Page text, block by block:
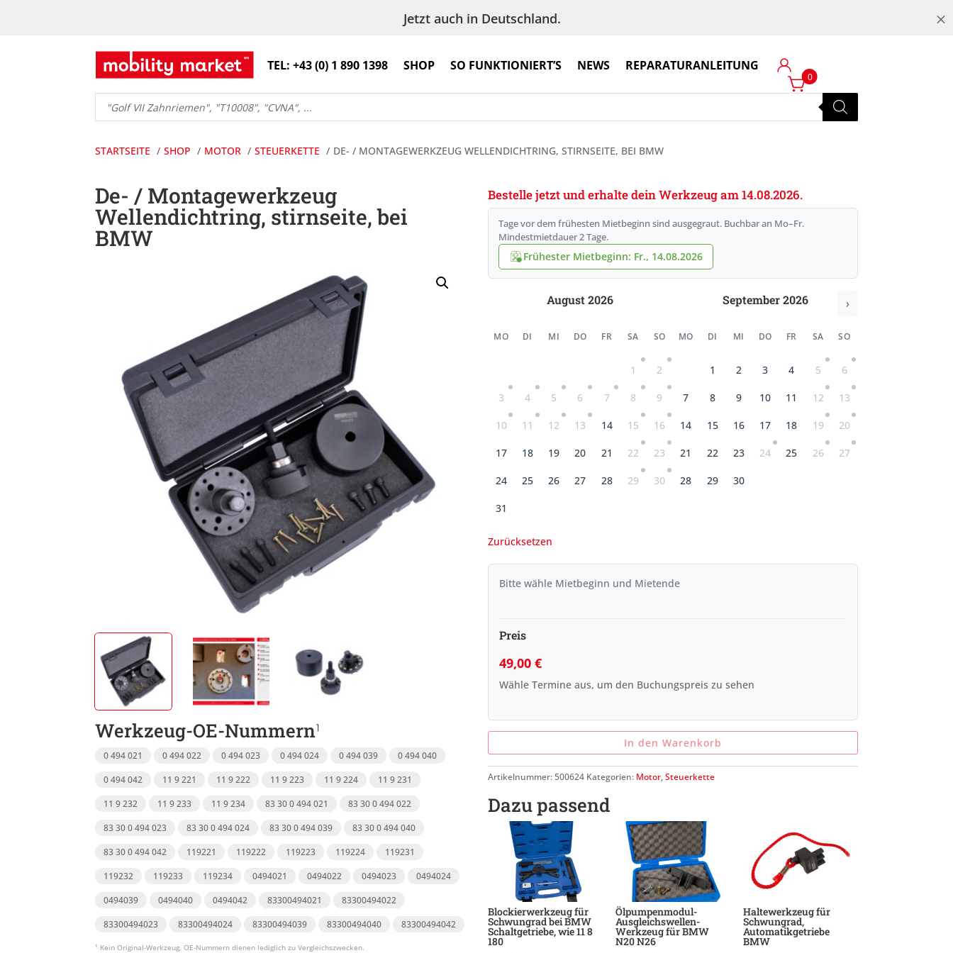
Jetzt auch in Deutschland. M
TEL: +43 (0) 1 890 1398 SHOP SO FUNKTIONIERT’S NEWS REPARATURANLEITUNG Login
0
Products
search
STARTSEITE SHOP MOTOR STEUERKETTE DE- / MONTAGEWERKZEUG WELLENDICHTRING, STIRNSEITE, BEI BMW
De- / Montagewerkzeug
Wellendichtring, stirnseite, bei
BMW
Werkzeug-OE-Nummern
0 494 021 0 494 022 0 494 023 0 494 024 0 494 039
0 494 040
0 494 042
11 9 221 11 9 222 11 9 223 11 9 224
11 9 231
11 9 232
11 9 233 11 9 234 83 30 0 494 021
83 30 0 494 022
83 30 0 494 023
83 30 0 494 024 83 30 0 494 039
83 30 0 494 040
83 30 0 494 042
119221 119222 119223 119224
119231
119232
119233 119234 0494021 0494022 0494023
0494024
0494039
0494040 0494042 83300494021
83300494022
83300494023
83300494024 83300494039 83300494040 83300494042
Bestelle jetzt und erhalte dein Werkzeug am 14.08.2026.
Tage vor dem frühesten Mietbeginn sind ausgegraut. Buchbar an Mo–Fr.
Mindestmietdauer 2 Tage.
Frühester Mietbeginn: Fr., 14.08.2026
August 2026
MO DI MI DO FR SA SO
1 2
3 4 5 6 7 8 9
10 11 12 13 14 15 16
17 18 19 20 21 22 23
24 25 26 27 28 29 30
31
September 2026 ›
MO DI MI DO FR SA SO
1 2 3 4 5 6
7 8 9 10 11 12 13
14 15 16 17 18 19 20
21 22 23 24 25 26 27
28 29 30
Zurücksetzen
Bitte wähle Mietbeginn und Mietende
Preis
49,00€
Wähle Termine aus, um den Buchungspreis zu sehen
In den Warenkorb
Artikelnummer:500624 Kategorien: Motor,Steuerkette
Dazu passend
Blockierwerkzeug für
Schwungrad bei BMW
Schaltgetriebe, wie 11 8
180
Ölpumpenmodul-
Ausgleichswellen-
Werkzeug für BMW
N20 N26
Haltewerkzeug für
Schwungrad,
Automatikgetriebe
BMW